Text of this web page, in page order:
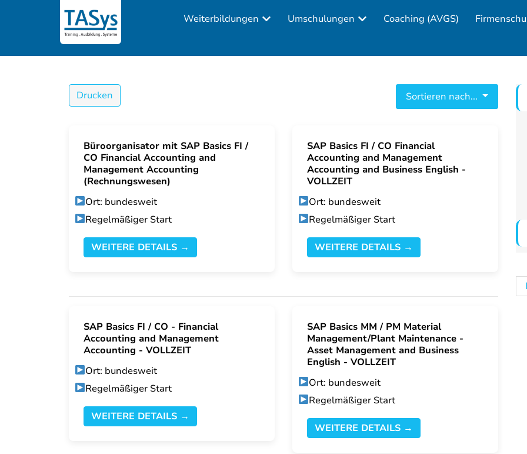
Weiterbildungen Umschulungen Coaching (AVGS)
Drucken Sortieren nach...
Büroorganisator mit SAP Basics FI /
CO Financial Accounting and
Management Accounting
(Rechnungswesen)
Ort: bundesweit
Regelmäßiger Start
WEITERE DETAILS →
SAP Basics FI / CO Financial
Accounting and Management
Accounting and Business English -
VOLLZEIT
Ort: bundesweit
Regelmäßiger Start
WEITERE DETAILS →
SAP Basics FI / CO - Financial
Accounting and Management
Accounting - VOLLZEIT
Ort: bundesweit
Regelmäßiger Start
WEITERE DETAILS →
SAP Basics MM / PM Material
Management/Plant Maintenance -
Asset Management and Business
English - VOLLZEIT
Ort: bundesweit
Regelmäßiger Start
WEITERE DETAILS →